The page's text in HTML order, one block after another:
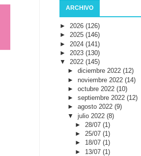
ARCHIVO
► 2026 (126)
► 2025 (146)
► 2024 (141)
► 2023 (130)
▼ 2022 (145)
► diciembre 2022 (12)
► noviembre 2022 (14)
► octubre 2022 (10)
► septiembre 2022 (12)
► agosto 2022 (9)
▼ julio 2022 (8)
► 28/07(1)
►25/07(1)
► 18/07(1)
► 13/07(1)